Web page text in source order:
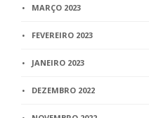
MARÇO 2023
FEVEREIRO 2023
JANEIRO 2023
DEZEMBRO 2022